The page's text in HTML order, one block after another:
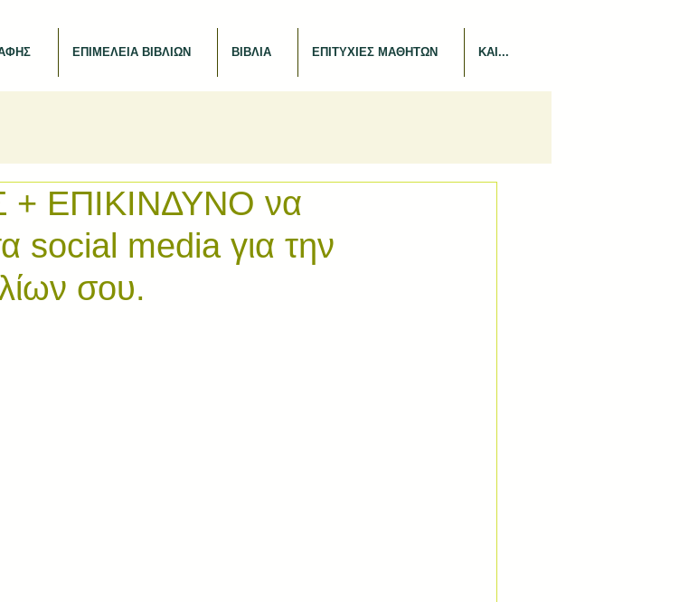
ΕΠΙΜΕΛΕΙΑ ΒΙΒΛΙΩΝ ΒΙΒΛΙΑ ΕΠΙΤΥΧΙΕΣ ΜΑΘΗΤΩΝ ΚΑΙ...
+ ΕΠΙΚΙΝΔΥΝΟ να
social media για την
σου.